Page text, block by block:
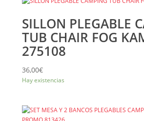
SILLON PLEGABLE
TUB CHAIR FOG
275108
36,00€
Hay existencias